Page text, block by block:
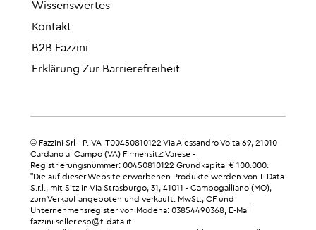
Wissenswertes
Kontakt
B2B Fazzini
Erklärung Zur Barrierefreiheit
© Fazzini Srl - P.IVA IT00450810122 Via Alessandro Volta 69, 21010
Cardano al Campo (VA) Firmensitz: Varese -
Registrierungsnummer: 00450810122 Grundkapital € 100.000.
"Die auf dieser Website erworbenen Produkte werden von T-Data
S.r.l., mit Sitz in Via Strasburgo, 31, 41011 - Campogalliano (MO),
zum Verkauf angeboten und verkauft. MwSt., CF und
Unternehmensregister von Modena: 03854490368, E-Mail
fazzini.seller.esp@t-data.it.